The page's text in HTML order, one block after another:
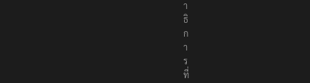
ร
ณ
า
ธิ
ก
า